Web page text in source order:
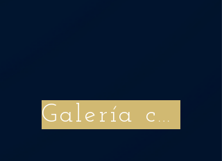
Galería completa